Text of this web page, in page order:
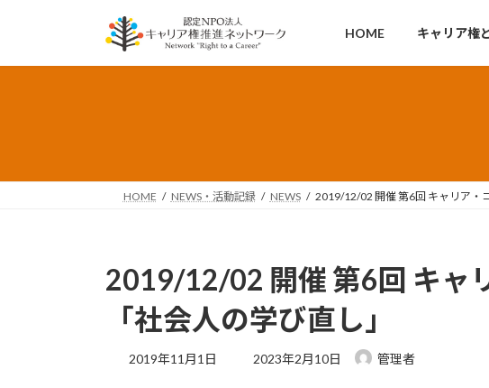
ッ
移
HOME キャリア権
HOME NEWS・活動記録 NEWS 2019/12/02 開催 第6回 キャリア・
2019/12/02 開催 第6回 キャ
「社会人の学び直し」
2019年11月1日
最
2023年2月10日 管理者